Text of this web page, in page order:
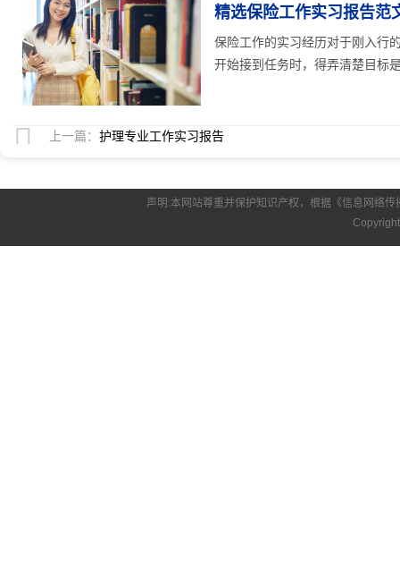
精选保险工作实习报告范
保险工作的实习经历对于刚入行
开始接到任务时，得弄清楚目标
上一篇： 护理专业工作实习报告
声明:本网站尊重并保护知识产权，根据《信息网络